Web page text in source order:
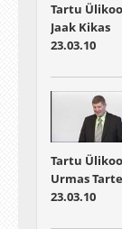
Tartu
Jaak Kikas
23.03.10
Tartu
Urmas
23.03.10